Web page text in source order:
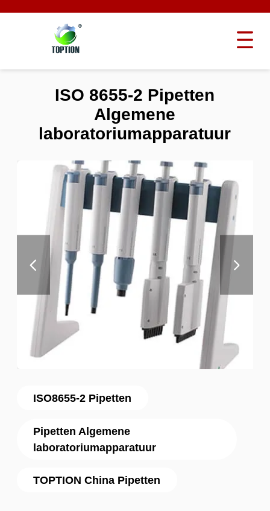
ISO8655-2 Pipetten
Pipetten Algemene
laboratoriumapparatuur
TOPTION China Pipetten
ISO 8655-2 Pipetten
Algemene
laboratoriumapparatuur